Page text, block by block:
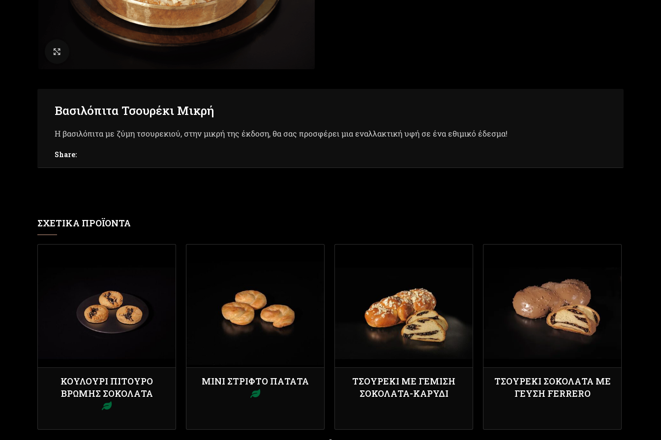
Βασιλόπιτα Τσουρέκι Μικρή
Η βασιλόπιτα με ζύμη τσουρεκιού, στην μικρή της έκδοση, θα σας προσφέρει μια εναλλακτική υφή σε ένα εθιμικό έδεσμα!
Share:
ΣΧΕΤΙΚΆ ΠΡΟΪΌΝΤΑ
ΚΟΥΛΟΎΡΙ ΠΊΤΟΥΡΟ
ΒΡΏΜΗΣ ΣΟΚΟΛΆΤΑ
ΜΊΝΙ ΣΤΡΙΦΤΌ ΠΑΤΆΤΑ
ΤΣΟΥΡΈΚΙ ΜΕ ΓΈΜΙΣΗ
ΣΟΚΟΛΆΤΑ-ΚΑΡΎΔΙ
ΤΣΟΥΡΈΚΙ ΣΟΚΟΛΆΤΑ ΜΕ
ΓΕΎΣΗ FERRERO